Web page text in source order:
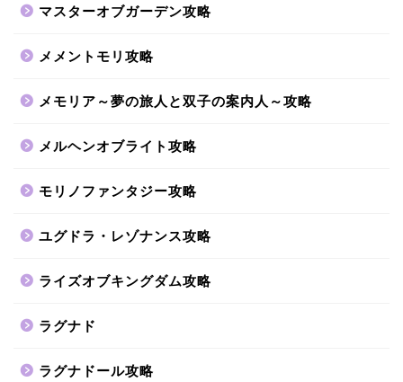
マスターオブガーデン攻略
メメントモリ攻略
メモリア～夢の旅人と双子の案内人～攻略
メルヘンオブライト攻略
モリノファンタジー攻略
ユグドラ・レゾナンス攻略
ライズオブキングダム攻略
ラグナド
ラグナドール攻略